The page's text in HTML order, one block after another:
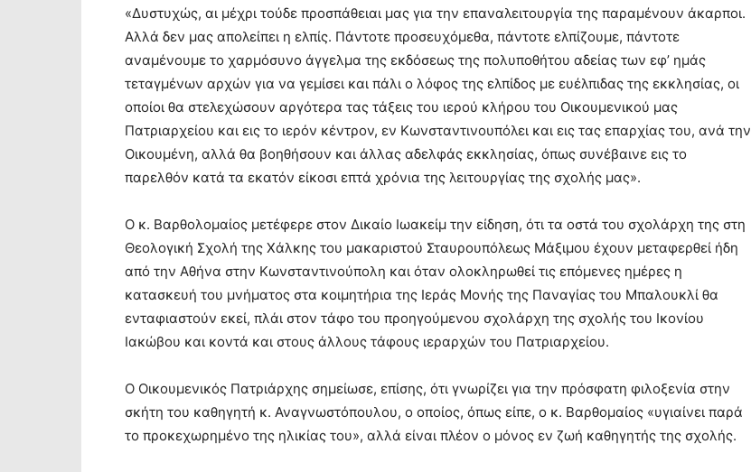
«Δυστυχώς, αι μέχρι τούδε προσπάθειαι μας για την επαναλειτουργία της παραμένουν άκαρποι.
Αλλά δεν μας απολείπει η ελπίς. Πάντοτε προσευχόμεθα, πάντοτε ελπίζουμε, πάντοτε
αναμένουμε το χαρμόσυνο άγγελμα της εκδόσεως της πολυποθήτου αδείας των εφ’ ημάς
τεταγμένων αρχών για να γεμίσει και πάλι ο λόφος της ελπίδος με ευέλπιδας της εκκλησίας, οι
οποίοι θα στελεχώσουν αργότερα τας τάξεις του ιερού κλήρου του Οικουμενικού μας
Πατριαρχείου και εις το ιερόν κέντρον, εν Κωνσταντινουπόλει και εις τας επαρχίας του, ανά την
Οικουμένη, αλλά θα βοηθήσουν και άλλας αδελφάς εκκλησίας, όπως συνέβαινε εις το
παρελθόν κατά τα εκατόν είκοσι επτά χρόνια της λειτουργίας της σχολής μας».
Ο κ. Βαρθολομαίος μετέφερε στον Δικαίο Ιωακείμ την είδηση, ότι τα οστά του σχολάρχη της στη
Θεολογική Σχολή της Χάλκης του μακαριστού Σταυρουπόλεως Μάξιμου έχουν μεταφερθεί ήδη
από την Αθήνα στην Κωνσταντινούπολη και όταν ολοκληρωθεί τις επόμενες ημέρες η
κατασκευή του μνήματος στα κοιμητήρια της Ιεράς Μονής της Παναγίας του Μπαλουκλί θα
ενταφιαστούν εκεί, πλάι στον τάφο του προηγούμενου σχολάρχη της σχολής του Ικονίου
Ιακώβου και κοντά και στους άλλους τάφους ιεραρχών του Πατριαρχείου.
Ο Οικουμενικός Πατριάρχης σημείωσε, επίσης, ότι γνωρίζει για την πρόσφατη φιλοξενία στην
σκήτη του καθηγητή κ. Αναγνωστόπουλου, ο οποίος, όπως είπε, ο κ. Βαρθομαίος «υγιαίνει παρά
το προκεχωρημένο της ηλικίας του», αλλά είναι πλέον ο μόνος εν ζωή καθηγητής της σχολής.